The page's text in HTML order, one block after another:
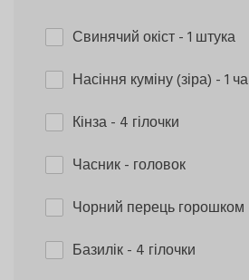
Свинячий окіст- 1 штука
Насіння куміну (зіра) - 1
Кінза- 4 гілочки
Часник- головок
Чорний перець горошком
Базилік- 4 гілочки